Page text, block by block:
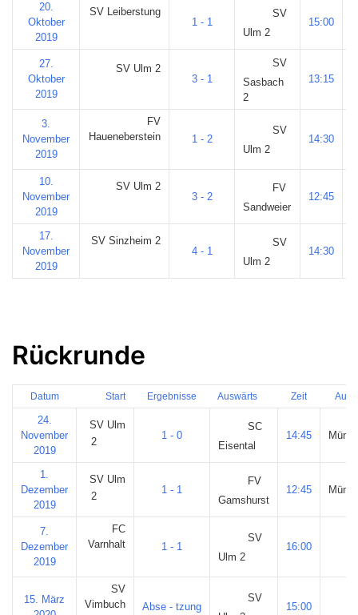
20.
Oktober
2019
SV Leiberstung
1 - 1
SV
Ulm 2
15:00
27.
Oktober
2019
SV Ulm 2
3 - 1
SV
Sasbach
2
13:15
3.
November
2019
FV
Haueneberstein
1 - 2
SV
Ulm 2
14:30
10.
November
2019
SV Ulm 2
3 - 2
FV
Sandweier
12:45
17.
November
2019
SV Sinzheim 2
4 - 1
SV
Ulm 2
14:30
Rückrunde
Datum Start Ergebnisse Auswärts Zeit
24.
November
2019
SV Ulm
2
1 - 0
SC
Eisental
14:45
1.
Dezember
2019
SV Ulm
2
1 - 1
FV
Gamshurst
12:45
7.
Dezember
2019
FC
Varnhalt
1 - 1
SV
Ulm 2
16:00
15. März
SV
Vimbuch
Abse - tzung
SV
15:00